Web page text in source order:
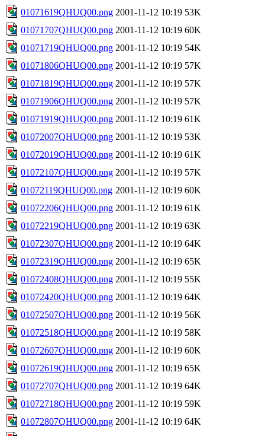
01071619QHUQ00.png 2001-11-12 10:19 53K
01071707QHUQ00.png 2001-11-12 10:19 60K
01071719QHUQ00.png 2001-11-12 10:19 54K
01071806QHUQ00.png 2001-11-12 10:19 57K
01071819QHUQ00.png 2001-11-12 10:19 57K
01071906QHUQ00.png 2001-11-12 10:19 57K
01071919QHUQ00.png 2001-11-12 10:19 61K
01072007QHUQ00.png 2001-11-12 10:19 53K
01072019QHUQ00.png 2001-11-12 10:19 61K
01072107QHUQ00.png 2001-11-12 10:19 57K
01072119QHUQ00.png 2001-11-12 10:19 60K
01072206QHUQ00.png 2001-11-12 10:19 61K
01072219QHUQ00.png 2001-11-12 10:19 63K
01072307QHUQ00.png 2001-11-12 10:19 64K
01072319QHUQ00.png 2001-11-12 10:19 65K
01072408QHUQ00.png 2001-11-12 10:19 55K
01072420QHUQ00.png 2001-11-12 10:19 64K
01072507QHUQ00.png 2001-11-12 10:19 56K
01072518QHUQ00.png 2001-11-12 10:19 58K
01072607QHUQ00.png 2001-11-12 10:19 60K
01072619QHUQ00.png 2001-11-12 10:19 65K
01072707QHUQ00.png 2001-11-12 10:19 64K
01072718QHUQ00.png 2001-11-12 10:19 59K
01072807QHUQ00.png 2001-11-12 10:19 64K